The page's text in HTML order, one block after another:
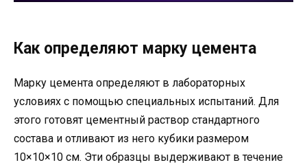
Как определяют марку цемента
Марку цемента определяют в лабораторных
условиях с помощью специальных испытаний. Для
этого готовят цементный раствор стандартного
состава и отливают из него кубики размером
10×10×10 см. Эти образцы выдерживают в течение